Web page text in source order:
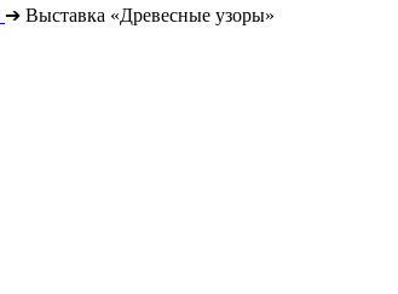
➔ Выставка «Древесные узоры»